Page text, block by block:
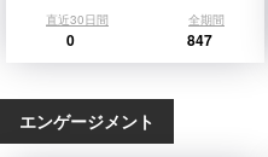
直近30日間 全期間
0 847
エンゲージメント